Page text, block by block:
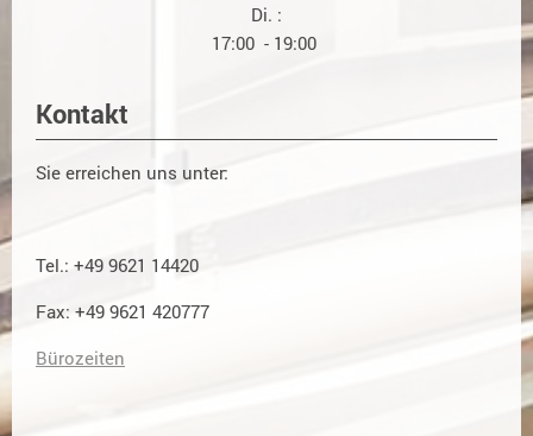
Di. :
17:00 - 19:00
Kontakt
Sie erreichen uns unter:
Tel.: +49 9621 14420
Fax: +49 9621 420777
Bürozeiten